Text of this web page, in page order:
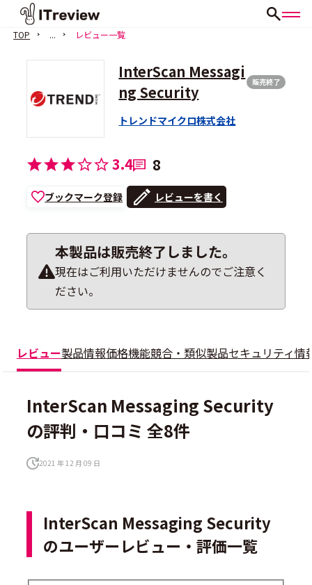
TOP ... レビュー一覧
InterScan Messagi
ng Security
販売終了
トレンドマイクロ株式会社
3.4 8
ブックマーク登録 レビューを書く
本製品は販売終了しました。
現在はご利用いただけませんのでご注意く
ださい。
レビュー製品情報価格機能競合・類似製品セキュリティ情
InterScan Messaging Security
の評判・口コミ 全8件
2021 年 12 月 09 日
InterScan Messaging Security
のユーザーレビュー・評価一覧